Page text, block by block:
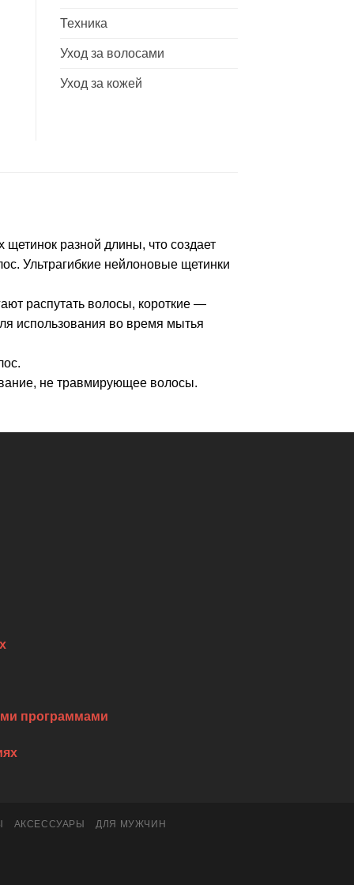
Техника
Уход за волосами
Уход за кожей
разной длины, что создает
Ультрагибкие нейлоновые щетинки
распутать волосы, короткие —
использования во время мытья
не травмирующее волосы.
программами
АКСЕССУАРЫ ДЛЯ МУЖЧИН